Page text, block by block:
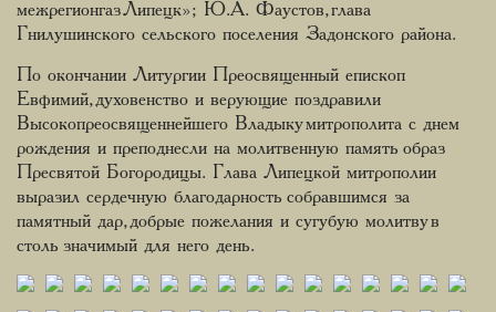
межрегионгаз Липецк»; Ю.А. Фаустов, глава
Гнилушинского сельского поселения Задонского района.
По окончании Литургии Преосвященный епископ
Евфимий, духовенство и верующие поздравили
Высокопреосвященнейшего Владыку митрополита с днем
рождения и преподнесли на молитвенную память образ
Пресвятой Богородицы. Глава Липецкой митрополии
выразил сердечную благодарность собравшимся за
памятный дар, добрые пожелания и сугубую молитву в
столь значимый для него день.